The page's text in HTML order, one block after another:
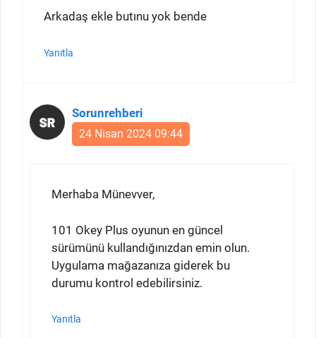
Arkadaş ekle butınu yok bende
Yanıtla
Sorunrehberi
24 Nisan 2024 09:44
Merhaba Münevver,
101 Okey Plus oyunun en güncel
sürümünü kullandığınızdan emin olun.
Uygulama mağazanıza giderek bu
durumu kontrol edebilirsiniz.
Yanıtla